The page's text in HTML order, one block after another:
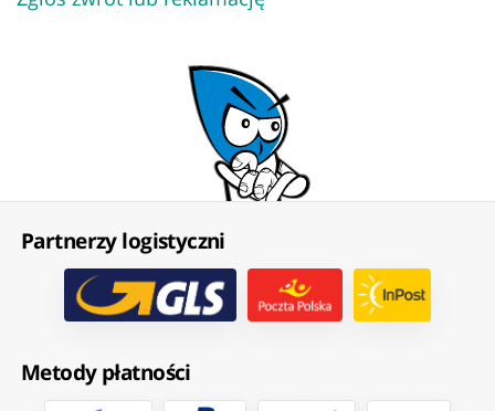
Partnerzy logistyczni
Metody płatności